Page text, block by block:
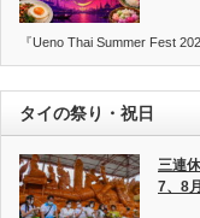
『Ueno Thai Summer Fest
タイの祭り・祝日
三連
7、8